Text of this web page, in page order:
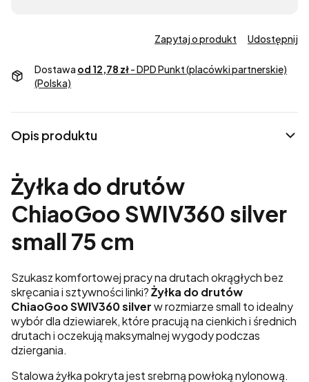
Zapytaj o produkt Udostępnij
Dostawa od 12,78 zł- DPD Punkt (placówki partnerskie)
(Polska)
Opis produktu
Żyłka do drutów
ChiaoGoo SWIV360 silver
small 75 cm
Szukasz komfortowej pracy na drutach okrągłych bez
skręcania i sztywności linki?Żyłka do drutów
ChiaoGoo SWIV360 silverw rozmiarze small to idealny
wybór dla dziewiarek, które pracują na cienkich i średnich
drutach i oczekują maksymalnej wygody podczas
dziergania.
Stalowa żyłka pokryta jest srebrną powłoką nylonową.